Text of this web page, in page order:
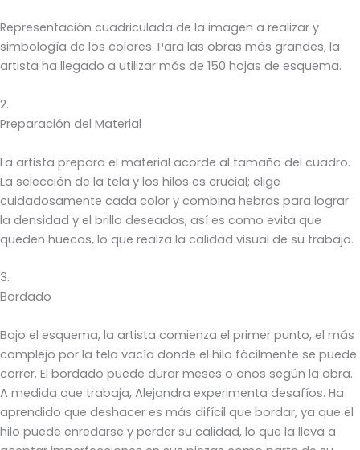
Representación cuadriculada de la imagen a realizar y
simbología de los colores. Para las obras más grandes, la
artista ha llegado a utilizar más de 150 hojas de esquema.
2.
Preparación del Material
La artista prepara el material acorde al tamaño del cuadro.
La selección de la tela y los hilos es crucial; elige
cuidadosamente cada color y combina hebras para lograr
la densidad y el brillo deseados, así es como evita que
queden huecos, lo que realza la calidad visual de su trabajo.
3.
Bordado
Bajo el esquema, la artista comienza el primer punto, el más
complejo por la tela vacía donde el hilo fácilmente se puede
correr. El bordado puede durar meses o años según la obra.
A medida que trabaja, Alejandra experimenta desafíos. Ha
aprendido que deshacer es más difícil que bordar, ya que el
hilo puede enredarse y perder su calidad, lo que la lleva a